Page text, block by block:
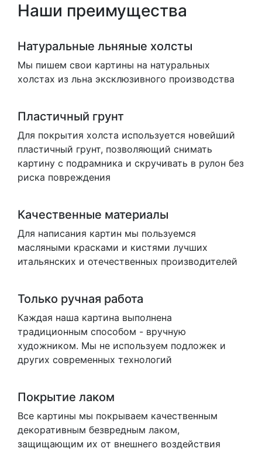
Наши преимущества
Натуральные льняные холсты
Мы пишем свои картины на натуральных
холстах из льна эксклюзивного производства
Пластичный грунт
Для покрытия холста используется новейший
пластичный грунт, позволяющий снимать
картину с подрамника и скручивать в рулон без
риска повреждения
Качественные материалы
Для написания картин мы пользуемся
масляными красками и кистями лучших
итальянских и отечественных производителей
Только ручная работа
Каждая наша картина выполнена
традиционным способом - вручную
художником. Мы не используем подложек и
других современных технологий
Покрытие лаком
Все картины мы покрываем качественным
декоративным безвредным лаком,
защищающим их от внешнего воздействия